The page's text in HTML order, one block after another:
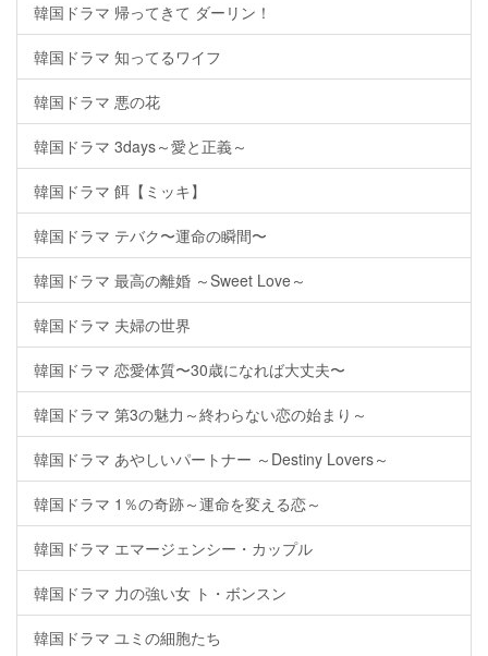
韓国ドラマ 帰ってきて ダーリン！
韓国ドラマ 知ってるワイフ
韓国ドラマ 悪の花
韓国ドラマ 3days～愛と正義～
韓国ドラマ 餌【ミッキ】
韓国ドラマ テバク〜運命の瞬間〜
韓国ドラマ 最高の離婚 ～Sweet Love～
韓国ドラマ 夫婦の世界
韓国ドラマ 恋愛体質〜30歳になれば大丈夫〜
韓国ドラマ 第3の魅力～終わらない恋の始まり～
韓国ドラマ あやしいパートナー ～Destiny Lovers～
韓国ドラマ 1％の奇跡～運命を変える恋～
韓国ドラマ エマージェンシー・カップル
韓国ドラマ 力の強い女 ト・ボンスン
韓国ドラマ ユミの細胞たち